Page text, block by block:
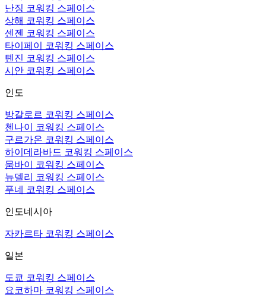
난징 코워킹 스페이스
상해 코워킹 스페이스
센젠 코워킹 스페이스
타이페이 코워킹 스페이스
톈진 코워킹 스페이스
시안 코워킹 스페이스
인도
방갈로르 코워킹 스페이스
첸나이 코워킹 스페이스
구르가온 코워킹 스페이스
하이데라바드 코워킹 스페이스
뭄바이 코워킹 스페이스
뉴델리 코워킹 스페이스
푸네 코워킹 스페이스
인도네시아
자카르타 코워킹 스페이스
일본
도쿄 코워킹 스페이스
요코하마 코워킹 스페이스